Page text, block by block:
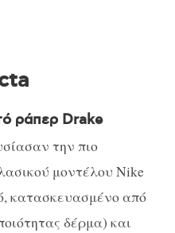
ράπερ Drake
την πιο
μοντέλου Nike
κατασκευασμένο από
δέρμα) και